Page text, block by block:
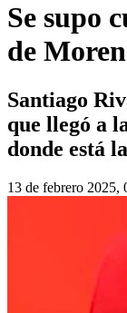
Se supo
de
Santiago
que llegó a
donde está
13 de febrero 2025,